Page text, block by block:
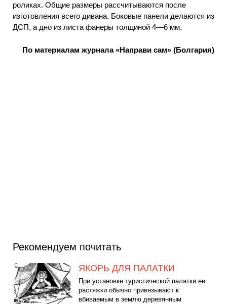
роликах. Общие размеры рассчитываются после
изготовления всего дивана. Боковые панели делаются из
ДСП, а дно из листа фанеры толщиной 4—6 мм.
По материалам журнала «Направи сам» (Болгария)
Рекомендуем почитать
ЯКОРЬ ДЛЯ ПАЛАТКИ
При установке туристической палатки ее
растяжки обычно привязывают к
вбиваемым в землю деревянным